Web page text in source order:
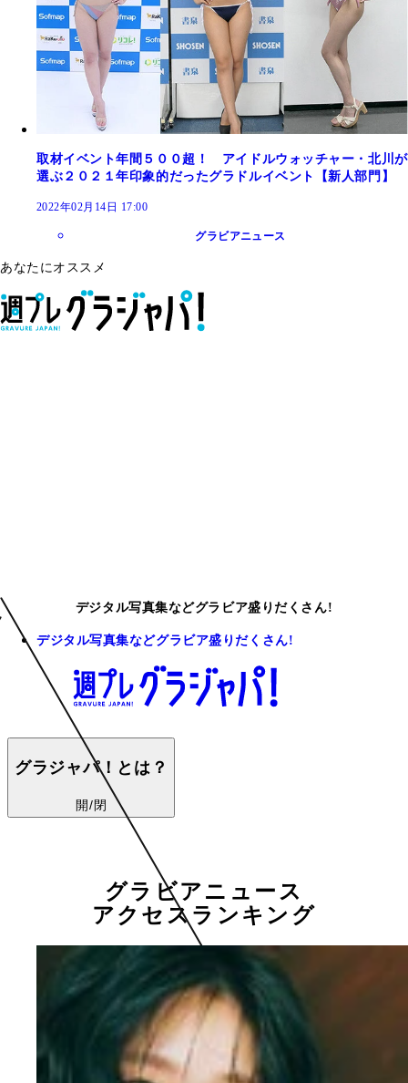
取材イベント年間５００超！ アイドルウォッチャー・北川が
選ぶ２０２１年印象的だったグラドルイベント【新人部門】
2022年02月14日 17:00
グラビアニュース
あなたにオススメ
デジタル写真集などグラビア盛りだくさん!
デジタル写真集などグラビア盛りだくさん!
グラジャパ！とは？
開/閉
グラビアニュース
アクセスランキング